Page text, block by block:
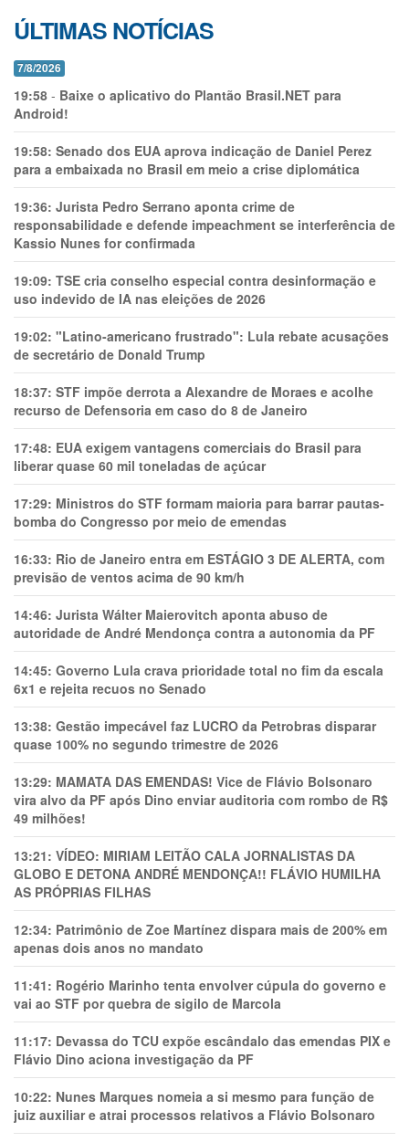
ÚLTIMAS NOTÍCIAS
7/8/2026
19:58 - Baixe o aplicativo do Plantão Brasil.NET para
Android!
19:58: Senado dos EUA aprova indicação de Daniel Perez
para a embaixada no Brasil em meio a crise diplomática
19:36: Jurista Pedro Serrano aponta crime de
responsabilidade e defende impeachment se interferência de
Kassio Nunes for confirmada
19:09: TSE cria conselho especial contra desinformação e
uso indevido de IA nas eleições de 2026
19:02: "Latino-americano frustrado": Lula rebate acusações
de secretário de Donald Trump
18:37: STF impõe derrota a Alexandre de Moraes e acolhe
recurso de Defensoria em caso do 8 de Janeiro
17:48: EUA exigem vantagens comerciais do Brasil para
liberar quase 60 mil toneladas de açúcar
17:29: Ministros do STF formam maioria para barrar pautas-
bomba do Congresso por meio de emendas
16:33: Rio de Janeiro entra em ESTÁGIO 3 DE ALERTA, com
previsão de ventos acima de 90 km/h
14:46: Jurista Wálter Maierovitch aponta abuso de
autoridade de André Mendonça contra a autonomia da PF
14:45: Governo Lula crava prioridade total no fim da escala
6x1 e rejeita recuos no Senado
13:38: Gestão impecável faz LUCRO da Petrobras disparar
quase 100% no segundo trimestre de 2026
13:29: MAMATA DAS EMENDAS! Vice de Flávio Bolsonaro
vira alvo da PF após Dino enviar auditoria com rombo de R$
49 milhões!
13:21: VÍDEO: MIRIAM LEITÃO CALA JORNALISTAS DA
GLOBO E DETONA ANDRÉ MENDONÇA!! FLÁVIO HUMILHA
AS PRÓPRIAS FILHAS
12:34: Patrimônio de Zoe Martínez dispara mais de 200% em
apenas dois anos no mandato
11:41: Rogério Marinho tenta envolver cúpula do governo e
vai ao STF por quebra de sigilo de Marcola
11:17: Devassa do TCU expõe escândalo das emendas PIX e
Flávio Dino aciona investigação da PF
10:22: Nunes Marques nomeia a si mesmo para função de
juiz auxiliar e atrai processos relativos a Flávio Bolsonaro